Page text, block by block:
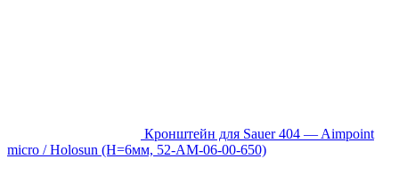
Кронштейн для Sauer 404 — Aimpoint
micro / Holosun (H=6мм, 52-AM-06-00-650)